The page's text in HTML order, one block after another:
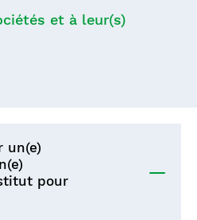
et à leur(s)
un(e)
pour